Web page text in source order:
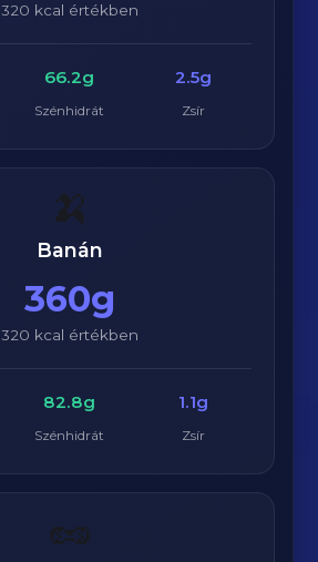
320 kcal értékben
66.2g
Szénhidrát
2.5g
Zsír
🍌
Banán
360g
320 kcal értékben
82.8g
Szénhidrát
1.1g
Zsír
🥜